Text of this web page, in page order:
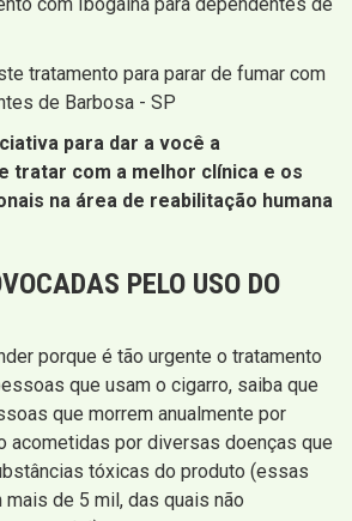
com Ibogaína para dependentes de
tratamento para parar de fumar com
de Barbosa - SP
para dar a você a
tratar com a melhor clínica e os
na área de reabilitação humana
PELO USO DO
porque é tão urgente o tratamento
que usam o cigarro, saiba que
que morrem anualmente por
acometidas por diversas doenças que
tóxicas do produto (essas
de 5 mil, das quais não